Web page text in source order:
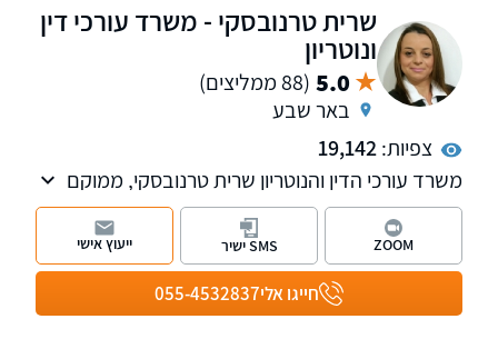
שרית טרנובסקי - משרד עורכי דין
ונוטריון
5.0 (88 ממליצים)
באר שבע
צפיות:19,142
משרד עורכי הדין והנוטריון שרית טרנובסקי, ממוקם
בלב באר שבע ומעניק שירותים משפטיים בעברית,
רוסית ואנגלית. המשרד מנוהל על ידי עורכת הדין
והנוטריון שרית טרנובסקי ומעניק שירותים משפטיים
תוך הקפדה על איכות, מקצועיות ויחס אישי ללא
פשרות לכל לקוח.
חייגו אלי055-4532837
ZOOM SMS ישיר ייעוץ אישי